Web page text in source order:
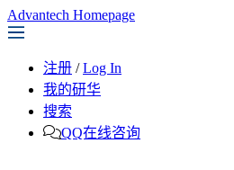
Advantech Homepage
注册 / Log In
我的研华
搜索
QQ在线咨询